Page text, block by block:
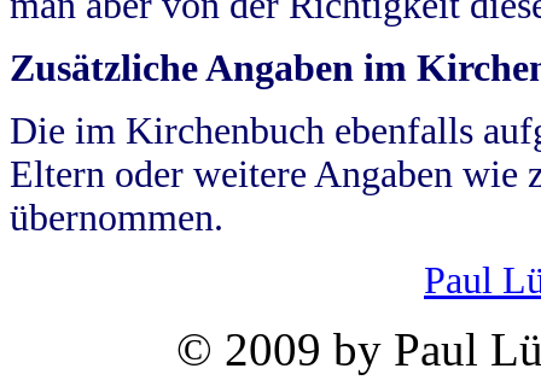
Zusätzliche Angaben im
Die im Kirchenbuch ebenfalls
Eltern oder weitere Angaben wie
übernommen.
Paul
© 2009 by Paul